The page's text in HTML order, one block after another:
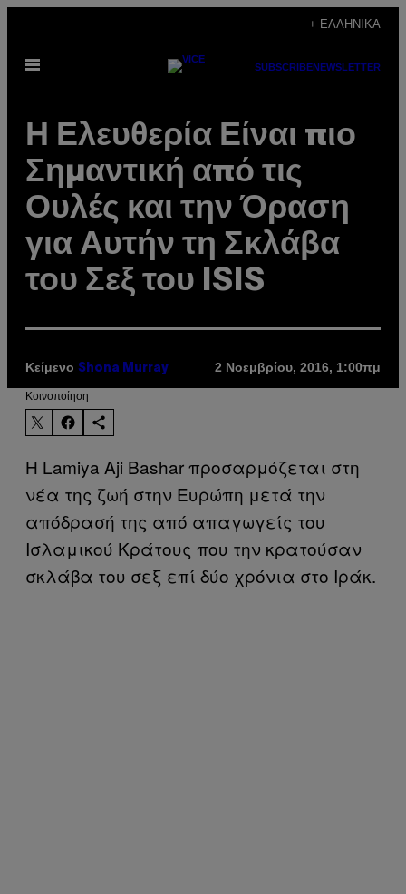
περιεχόμενο
+ ΕΛΛΗΝΙΚΆ
Ανοίξτε
SUBSCRIBENEWSLETTER
Η Ελευθερία Είναι πιο
Σημαντική από τις
Ουλές και την Όραση
για Αυτήν τη Σκλάβα
του Σεξ του ISIS
Κείμενο Shona Murray 2 Νοεμβρίου, 2016, 1:00πμ
Kοινοποίηση
Η Lamiya Aji Bashar προσαρμόζεται στη
νέα της ζωή στην Ευρώπη μετά την
απόδρασή της από απαγωγείς του
Ισλαμικού Κράτους που την κρατούσαν
σκλάβα του σεξ επί δύο χρόνια στο Ιράκ.